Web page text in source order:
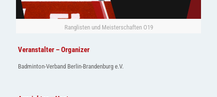
Ranglisten und Meisterschaften O19
Veranstalter – Organizer
Badminton-Verband Berlin-Brandenburg e.V.